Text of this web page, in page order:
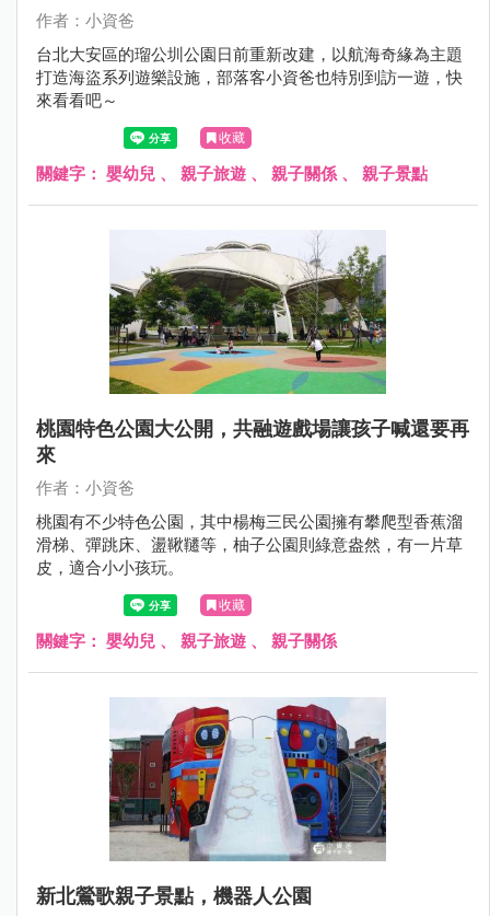
作者：小資爸
台北大安區的瑠公圳公園日前重新改建，以航海奇緣為主題
打造海盜系列遊樂設施，部落客小資爸也特別到訪一遊，快
來看看吧～
收藏
關鍵字： 嬰幼兒 、 親子旅遊 、 親子關係 、 親子景點
桃園特色公園大公開，共融遊戲場讓孩子喊還要再
來
作者：小資爸
桃園有不少特色公園，其中楊梅三民公園擁有攀爬型香蕉溜
滑梯、彈跳床、盪鞦韆等，柚子公園則綠意盎然，有一片草
皮，適合小小孩玩。
收藏
關鍵字： 嬰幼兒 、 親子旅遊 、 親子關係
新北鶯歌親子景點，機器人公園